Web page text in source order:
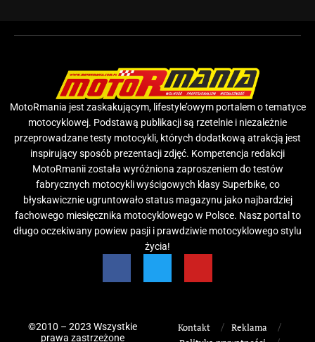
MotoRmania jest zaskakującym, lifestyle’owym portalem o tematyce
motocyklowej. Podstawą publikacji są rzetelnie i niezależnie
przeprowadzane testy motocykli, których dodatkową atrakcją jest
inspirujący sposób prezentacji zdjęć. Kompetencja redakcji
MotoRmanii została wyróżniona zaproszeniem do testów
fabrycznych motocykli wyścigowych klasy Superbike, co
błyskawicznie ugruntowało status magazynu jako najbardziej
fachowego miesięcznika motocyklowego w Polsce. Nasz portal to
długo oczekiwany powiew pasji i prawdziwie motocyklowego stylu
życia!
©2010 – 2023 Wszystkie
prawa zastrzeżone
Kontakt
Reklama